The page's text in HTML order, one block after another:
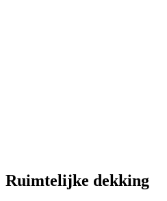
Ruimtelijke dekking